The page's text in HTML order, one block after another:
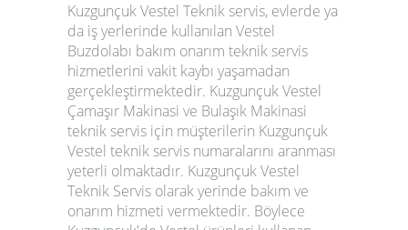
Kuzgunçuk Vestel Teknik servis, evlerde ya
da iş yerlerinde kullanılan Vestel
Buzdolabı bakım onarım teknik servis
hizmetlerini vakit kaybı yaşamadan
gerçekleştirmektedir. Kuzgunçuk Vestel
Çamaşır Makinasi ve Bulaşık Makinasi
teknik servis için müşterilerin Kuzgunçuk
Vestel teknik servis numaralarını aranması
yeterli olmaktadır. Kuzgunçuk Vestel
Teknik Servis olarak yerinde bakım ve
onarım hizmeti vermektedir. Böylece